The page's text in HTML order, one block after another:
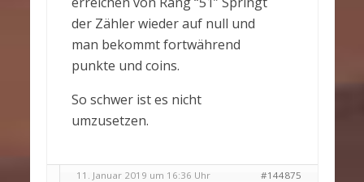
der Zähler wieder auf null und
man bekommt fortwährend
punkte und coins.
So schwer ist es nicht
umzusetzen.
11. Januar 2019 um 16:36 Uhr #144875